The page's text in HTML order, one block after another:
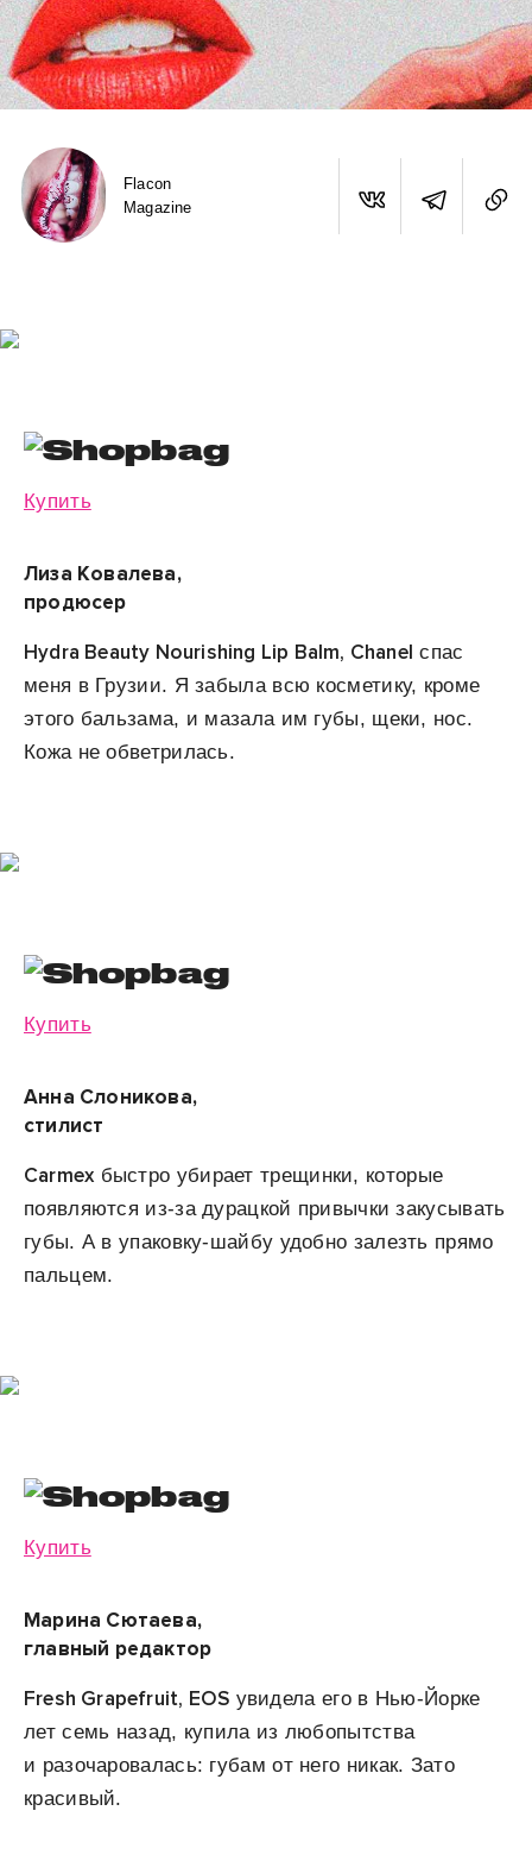
Flacon
Magazine
Купить
Лиза Ковалева,
продюсер
Hydra Beauty Nourishing Lip Balm, Chanel спас
меня в Грузии. Я забыла всю косметику, кроме
этого бальзама, и мазала им губы, щеки, нос.
Кожа не обветрилась.
Купить
Анна Слоникова,
стилист
Carmex быстро убирает трещинки, которые
появляются из-за дурацкой привычки закусывать
губы. А в упаковку-шайбу удобно залезть прямо
пальцем.
Купить
Марина Сютаева,
главный редактор
Fresh Grapefruit, EOS увидела его в Нью-Йорке
лет семь назад, купила из любопытства
и разочаровалась: губам от него никак. Зато
красивый.